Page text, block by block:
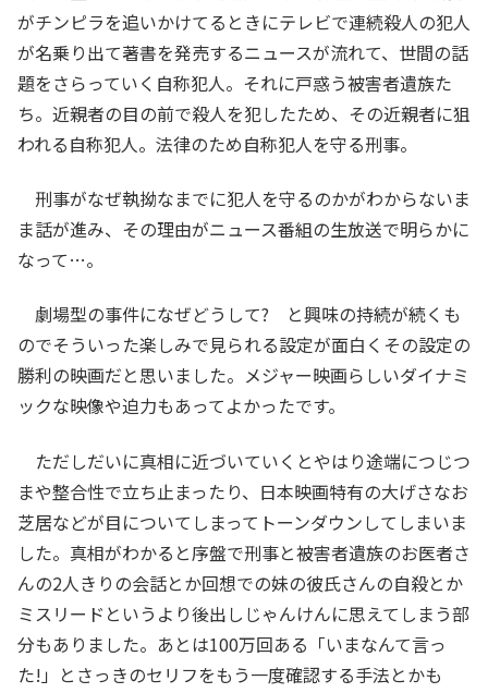
がチンピラを追いかけてるときにテレビで連続殺人の犯人
が名乗り出て著書を発売するニュースが流れて、世間の話
題をさらっていく自称犯人。それに戸惑う被害者遺族た
ち。近親者の目の前で殺人を犯したため、その近親者に狙
われる自称犯人。法律のため自称犯人を守る刑事。
刑事がなぜ執拗なまでに犯人を守るのかがわからないま
ま話が進み、その理由がニュース番組の生放送で明らかに
なって…。
劇場型の事件になぜどうして? と興味の持続が続くも
のでそういった楽しみで見られる設定が面白くその設定の
勝利の映画だと思いました。メジャー映画らしいダイナミ
ックな映像や迫力もあってよかったです。
ただしだいに真相に近づいていくとやはり途端につじつ
まや整合性で立ち止まったり、日本映画特有の大げさなお
芝居などが目についてしまってトーンダウンしてしまいま
した。真相がわかると序盤で刑事と被害者遺族のお医者さ
んの2人きりの会話とか回想での妹の彼氏さんの自殺とか
ミスリードというより後出しじゃんけんに思えてしまう部
分もありました。あとは100万回ある「いまなんて言っ
た!」とさっきのセリフをもう一度確認する手法とかも